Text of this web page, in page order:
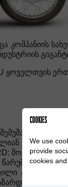
კომპანიის
ყოველთვის
სკუტერს.
მოტოციკლი-
პროექტის
და
COOKIES
We use
provide
cookies